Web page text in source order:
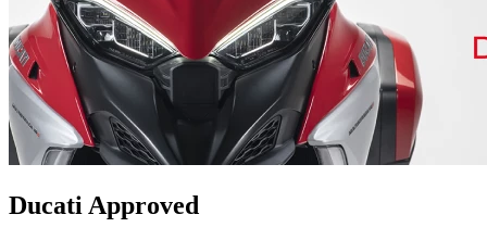
Ducati Approved